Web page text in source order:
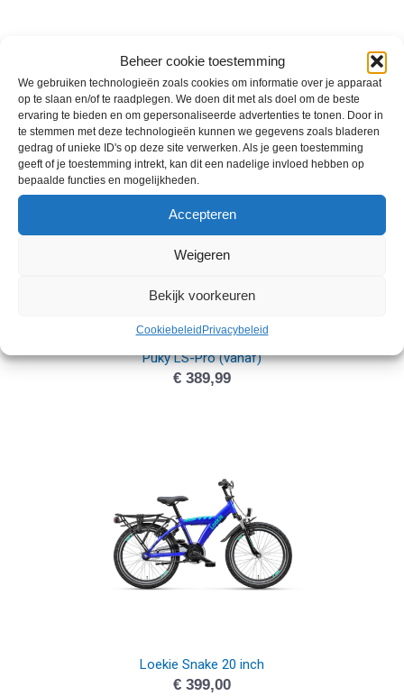
Beheer cookie toestemming
We gebruiken technologieën zoals cookies om informatie over je apparaat
op te slaan en/of te raadplegen. We doen dit met als doel om de beste
ervaring te bieden en om gepersonaliseerde advertenties te tonen. Door in
te stemmen met deze technologieën kunnen we gegevens zoals bladeren
gedrag of unieke ID's op deze site verwerken. Als je geen toestemming
geeft of je toestemming intrekt, kan dit een nadelige invloed hebben op
bepaalde functies en mogelijkheden.
Accepteren
Weigeren
Bekijk voorkeuren
CookiebeleidPrivacybeleid
€389,00
Puky LS-Pro (vanaf)
€389,99
Loekie Snake 20 inch
€399,00